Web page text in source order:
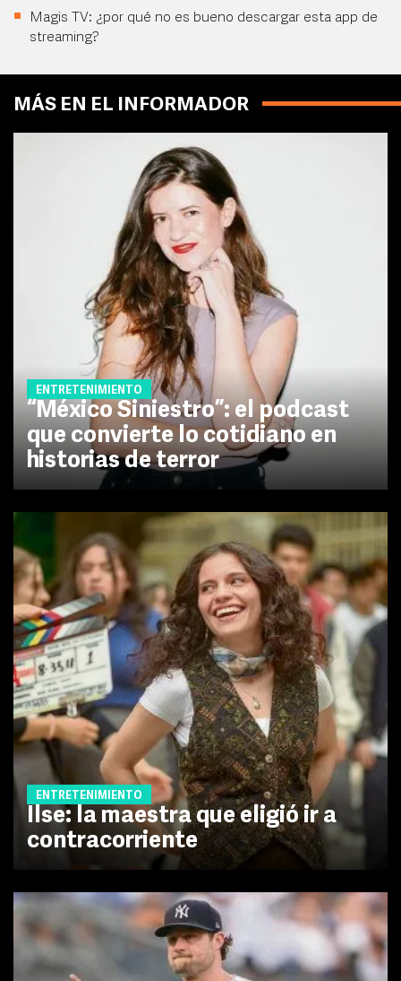
Magis TV: ¿por qué no es bueno descargar esta app de
streaming?
MÁS EN EL INFORMADOR
ENTRETENIMIENTO
“México Siniestro”: el podcast
que convierte lo cotidiano en
historias de terror
ENTRETENIMIENTO
Ilse: la maestra que eligió ir a
contracorriente